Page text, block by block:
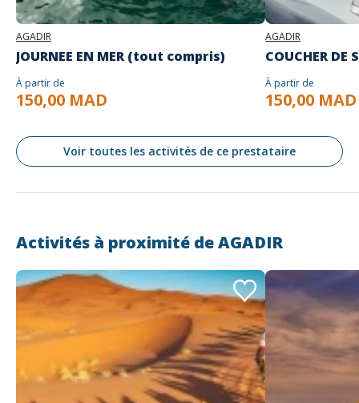
AGADIR
JOURNEE EN MER (tout compris)
À partir de
150,00 MAD
AGADIR
COUCHER DE
À partir de
150,00 MAD
Voir toutes les activités de ce prestataire
Activités à proximité deAGADIR